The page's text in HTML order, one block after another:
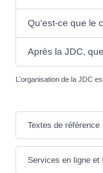
Qu'est-ce que le
Après la JDC,
L'organisation de la JDC
Textes de référence
Services en ligne et